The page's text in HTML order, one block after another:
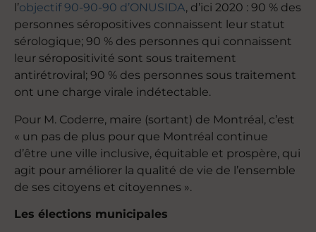
l’objectif 90-90-90 d’ONUSIDA, d’ici 2020 : 90 % des
personnes séropositives connaissent leur statut
sérologique; 90 % des personnes qui connaissent
leur séropositivité sont sous traitement
antirétroviral; 90 % des personnes sous traitement
ont une charge virale indétectable.
Pour M. Coderre, maire (sortant) de Montréal, c’est
« un pas de plus pour que Montréal continue
d’être une ville inclusive, équitable et prospère, qui
agit pour améliorer la qualité de vie de l’ensemble
de ses citoyens et citoyennes ».
Les élections municipales